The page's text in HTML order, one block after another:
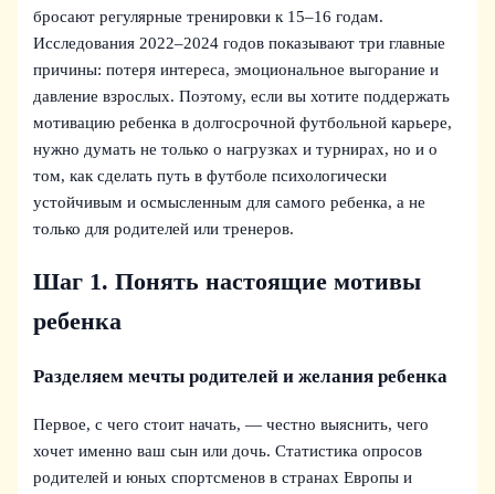
бросают регулярные тренировки к 15–16 годам.
Исследования 2022–2024 годов показывают три главные
причины: потеря интереса, эмоциональное выгорание и
давление взрослых. Поэтому, если вы хотите поддержать
мотивацию ребенка в долгосрочной футбольной карьере,
нужно думать не только о нагрузках и турнирах, но и о
том, как сделать путь в футболе психологически
устойчивым и осмысленным для самого ребенка, а не
только для родителей или тренеров.
Шаг 1. Понять настоящие мотивы
ребенка
Разделяем мечты родителей и желания ребенка
Первое, с чего стоит начать, — честно выяснить, чего
хочет именно ваш сын или дочь. Статистика опросов
родителей и юных спортсменов в странах Европы и